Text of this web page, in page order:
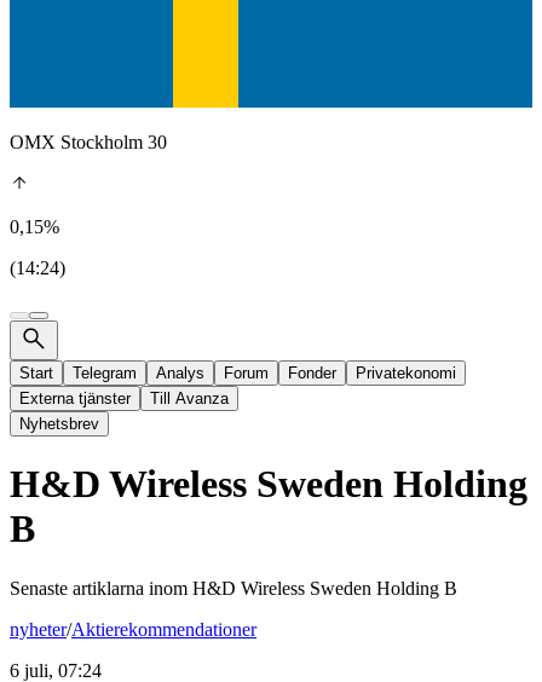
OMX Stockholm 30
0,15%
(14:24)
Start Telegram Analys Forum Fonder
Privatekonomi
Externa tjänster
Till Avanza
Nyhetsbrev
H&D Wireless Sweden Holding
B
Senaste artiklarna inom H&D Wireless Sweden Holding B
nyheter/Aktierekommendationer
6 juli, 07:24